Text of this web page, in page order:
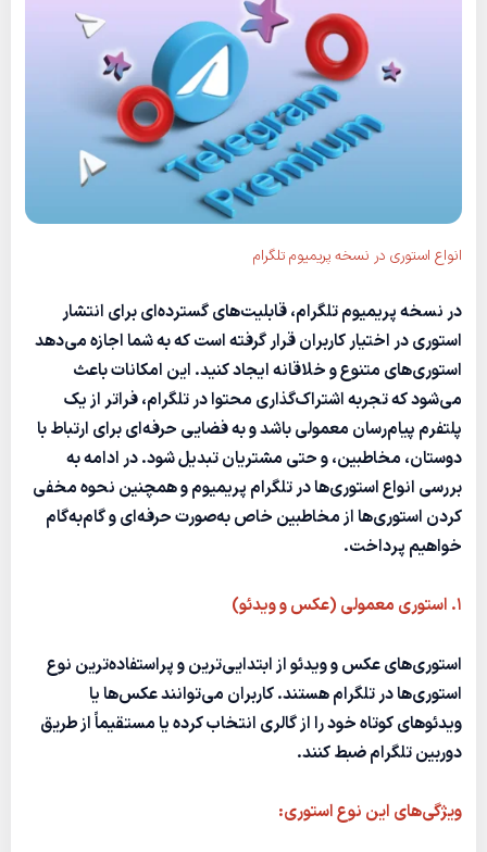
انواع استوری در نسخه پریمیوم تلگرام
در نسخه پریمیوم تلگرام، قابلیت‌های گسترده‌ای برای انتشار
استوری در اختیار کاربران قرار گرفته است که به شما اجازه می‌دهد
استوری‌های متنوع و خلاقانه ایجاد کنید. این امکانات باعث
می‌شود که تجربه اشتراک‌گذاری محتوا در تلگرام، فراتر از یک
پلتفرم پیام‌رسان معمولی باشد و به فضایی حرفه‌ای برای ارتباط با
دوستان، مخاطبین، و حتی مشتریان تبدیل شود. در ادامه به
بررسی انواع استوری‌ها در تلگرام پریمیوم و همچنین نحوه مخفی
کردن استوری‌ها از مخاطبین خاص به‌صورت حرفه‌ای و گام‌به‌گام
خواهیم پرداخت.
۱. استوری معمولی (عکس و ویدئو)
استوری‌های عکس و ویدئو از ابتدایی‌ترین و پراستفاده‌ترین نوع
استوری‌ها در تلگرام هستند. کاربران می‌توانند عکس‌ها یا
ویدئوهای کوتاه خود را از گالری انتخاب کرده یا مستقیماً از طریق
دوربین تلگرام ضبط کنند.
ویژگی‌های این نوع استوری: